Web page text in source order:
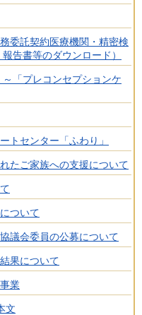
委託契約医療機関・精密検
告書等のダウンロード）
「プレコンセプションケ
トセンター「ふわり」
たご家族への支援について
ついて
議会委員の公募について
果について
業
文